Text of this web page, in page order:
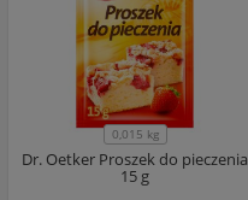
0,015 kg
Dr. Oetker Proszek do pieczenia
15 g